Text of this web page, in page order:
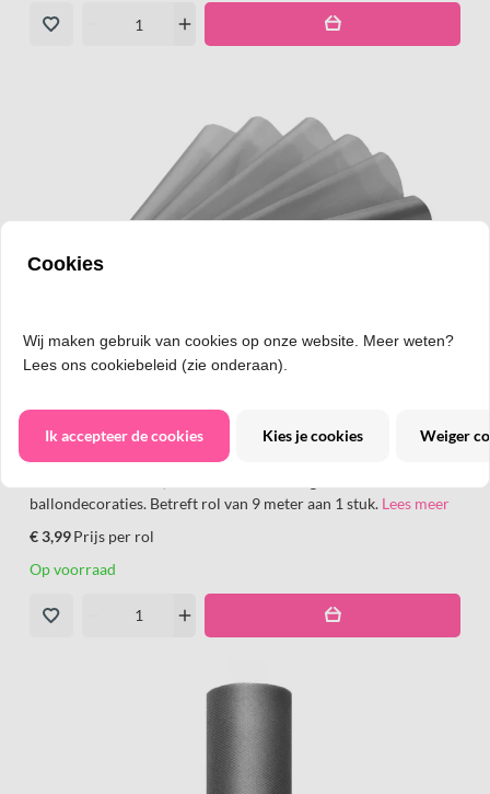
add
Zwart Organza, 36 cm breed, rol 9 meter
Rol organza zwart, 36 cm breed, 9 meter. Maak brede strikken,
ballondecoraties. Betreft rol van 9 meter aan 1 stuk. Lees meer
€ 3,99Prijs per rol
Op voorraad
add
Cookies
Wij maken gebruik van cookies op onze website. Meer weten?
Lees ons cookiebeleid (zie onderaan).
Ik accepteer de cookies Kies je cookies Weiger